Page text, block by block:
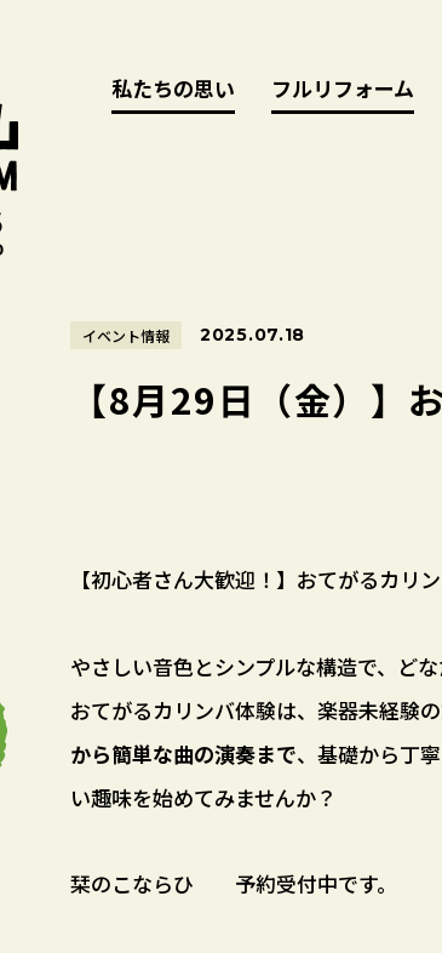
私たちの思い
私たちの思い フルリフォーム
フルリフォーム
イベント情報 2025.07.18
【8月29日（金）】
【初心者さん大歓迎！】おてがるカリ
やさしい音色とシンプルな構造で、ど
おてがるカリンバ体験は、楽器未経験
から簡単な曲の演奏まで、基礎から丁
い趣味を始めてみませんか？
栞のこならひ 予約受付中です。